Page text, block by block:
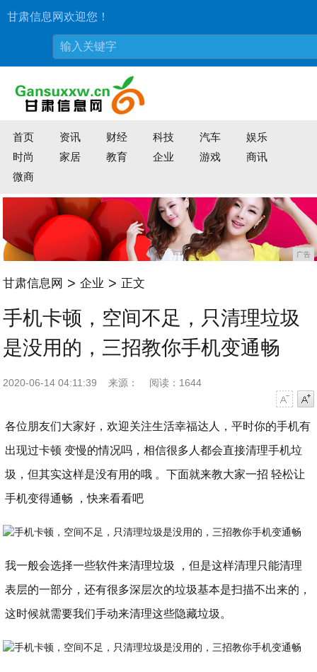
甘肃信息网欢迎您！
首页 资讯 财经 科技 汽车
娱乐
时尚
家居 教育 企业 游戏
商讯
微商
广告
甘肃信息网 > 企业 > 正文
手机卡顿，空间不足，只清理垃圾
是没用的，三招教你手机变通畅
2020-06-14 04:11:39 来源：
阅读：1644
各位朋友们大家好，欢迎关注生活幸福达人，平时你的手机有
出现过卡顿 变慢的情况吗，相信很多人都会直接清理手机垃
圾，但其实这样是没有用的哦 。下面就来教大家一招 轻松让
手机变得通畅 ，快来看看吧
我一般会选择一些软件来清理垃圾 ，但是这样清理只能清理
表层的一部分，还有很多深层次的垃圾基本是扫描不出来的，
这时候就需要我们手动来清理这些隐藏垃圾。